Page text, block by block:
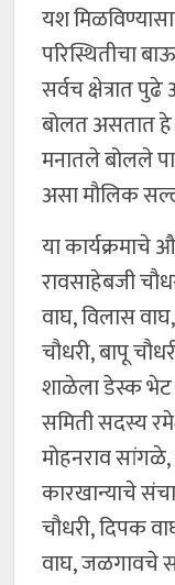
यश
परिस्थितीचा
सर्वच क्षेत्रात
बोलत असतात हे
मनातले बोलले
असा मौलिक
या कार्यक्रमाचे
रावसाहेबजी
वाघ, विलास
चौधरी, बापू
शाळेला डेस्क भेट
समिती सदस्य
मोहनराव
कारखान्याचे
चौधरी, दिपक
वाघ, जळगावचे